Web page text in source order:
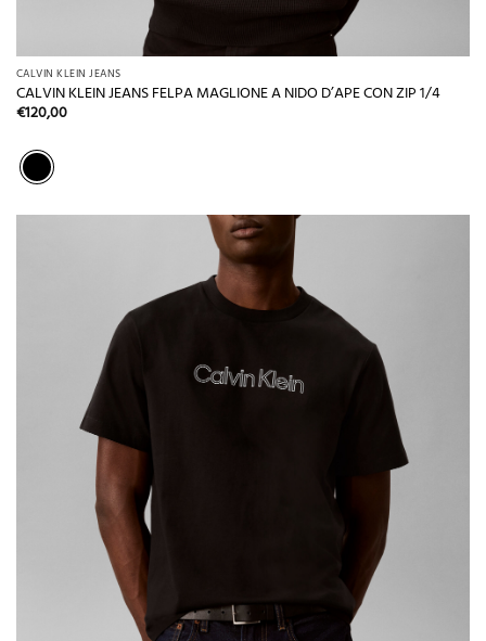
CALVIN KLEIN JEANS
CALVIN KLEIN JEANS FELPA MAGLIONE A NIDO D’APE CON ZIP 1/4
€120,00